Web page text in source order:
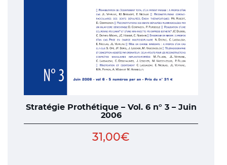
Stratégie Prothétique – Vol. 6 n° 3 – Juin
2006
31,00€